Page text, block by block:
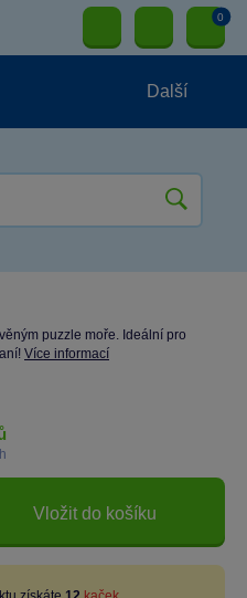
0
Další
puzzle moře. Ideální pro
Více informací
Vložit do košíku